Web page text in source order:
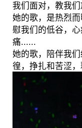
我们面对，教我们
她的歌，是热烈
慰我们的低谷，
痛......
她的歌，陪伴我
徨，挣扎和苦涩